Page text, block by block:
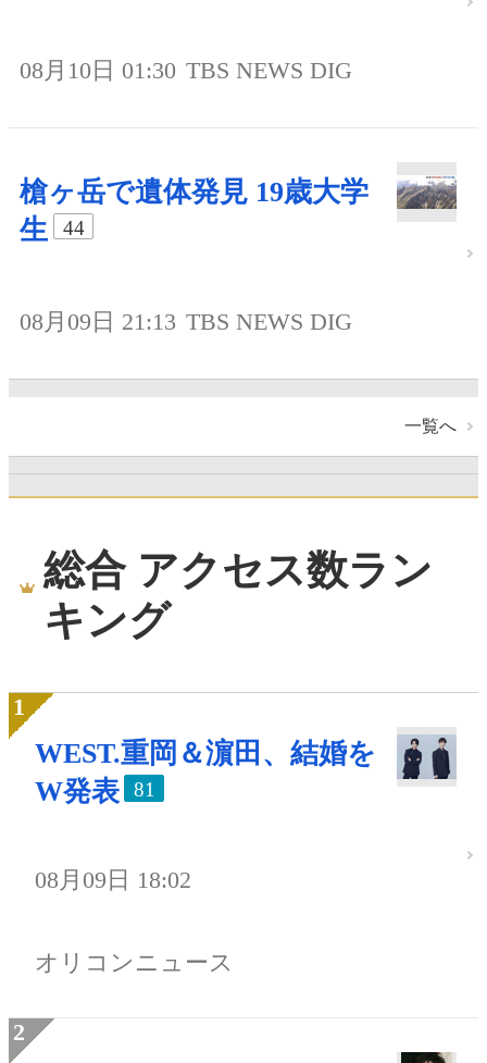
08月10日 01:30 TBS NEWS DIG
槍ヶ岳で遺体発見 19歳大学
生
44
08月09日 21:13 TBS NEWS DIG
一覧へ
総合 アクセス数ラン
キング
WEST.重岡＆濵田、結婚を
W発表
81
08月09日 18:02
オリコンニュース